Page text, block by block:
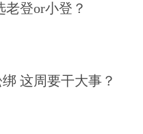
地方债必须要调
的地方债通过某
的债务。
的财力很好、信
登or小登？
这周要干大事？